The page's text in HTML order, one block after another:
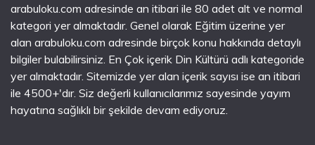
arabuloku.com adresinde an itibari ile 80 adet alt ve normal
kategori yer almaktadır. Genel olarak Eğitim üzerine yer
alan arabuloku.com adresinde birçok konu hakkında detaylı
bilgiler bulabilirsiniz. En Çok içerik Din Kültürü adlı kategoride
yer almaktadır. Sitemizde yer alan içerik sayısı ise an itibari
ile 4500+'dır. Siz değerli kullanıcılarımız sayesinde yayım
hayatına sağlıklı bir şekilde devam ediyoruz.